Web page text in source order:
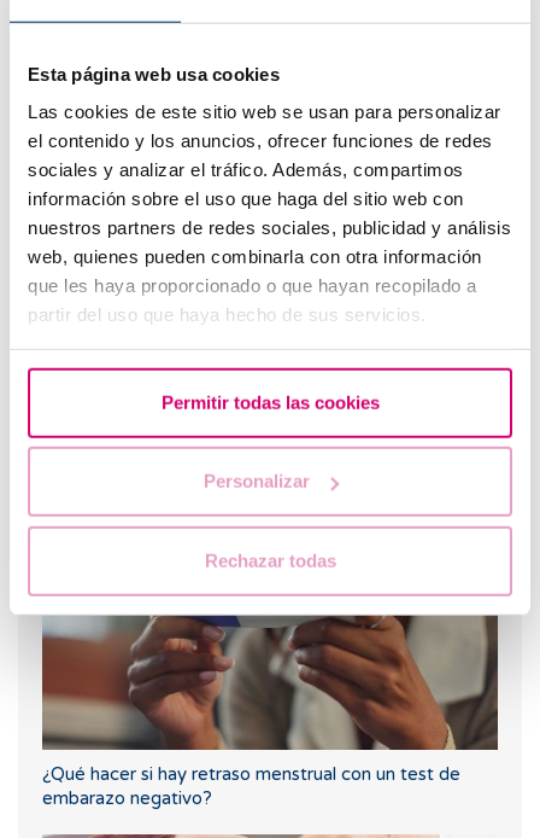
Esta página web usa cookies
Las cookies de este sitio web se usan para personalizar
el contenido y los anuncios, ofrecer funciones de redes
sociales y analizar el tráfico. Además, compartimos
información sobre el uso que haga del sitio web con
nuestros partners de redes sociales, publicidad y análisis
web, quienes pueden combinarla con otra información
que les haya proporcionado o que hayan recopilado a
partir del uso que haya hecho de sus servicios.
Permitir todas las cookies
Personalizar
Rechazar todas
La FIV en ciclo natural, ¿en qué consiste?
¿Cómo ser madre soltera por elección?
¿Qué hacer si hay retraso menstrual con un test de
embarazo negativo?